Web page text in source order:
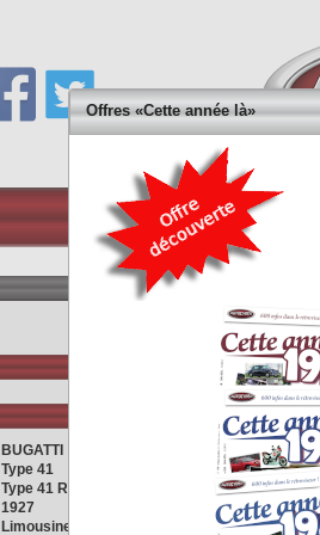
BASE
DOCUMENTAIRE
BUGATTI
Type 41
Type 41 Royale
1927
Limousine
BUGATTI
voitures.
La Bugatti
présente la
animé, sûre,
Offres «Cette année là»